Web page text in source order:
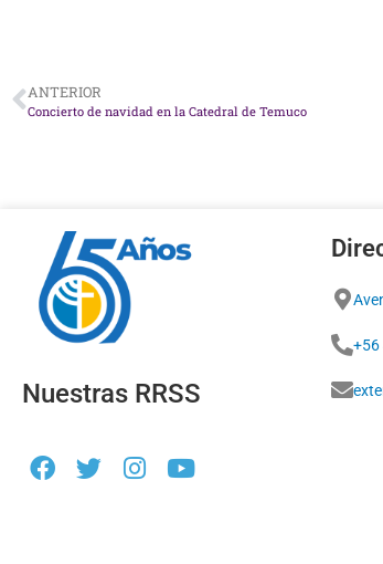
ANTERIOR
Concierto de navidad en la Catedral de Temuco
Nuestras RRSS
+56